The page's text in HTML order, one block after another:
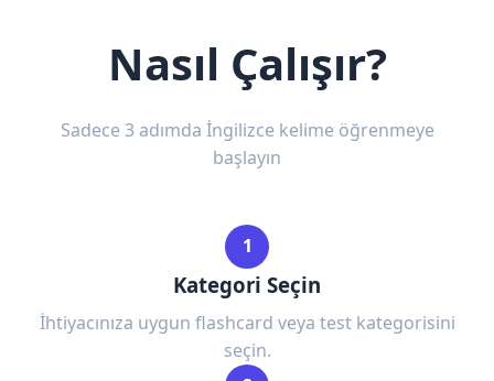
Nasıl Çalışır?
Sadece 3 adımda İngilizce kelime öğrenmeye
başlayın
1
Kategori Seçin
İhtiyacınıza uygun flashcard veya test kategorisini
seçin.